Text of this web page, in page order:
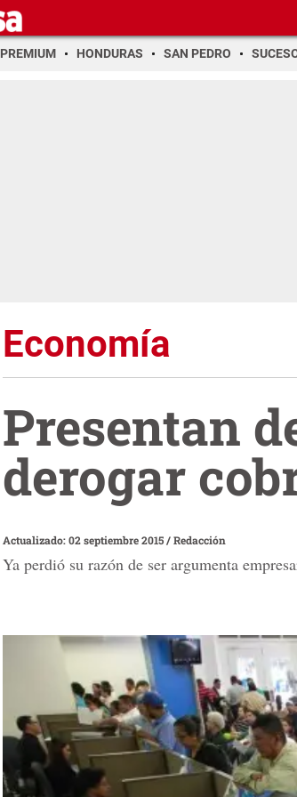
PREMIUM HONDURAS SAN PEDRO
Economía
Presentan
derogar
Actualizado: 02 septiembre 2015/Redacción
Ya perdió su razón de ser argumenta